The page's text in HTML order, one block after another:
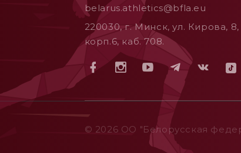
belarus.athletics@bfla.eu
220030, г. Минск, ул. Кирова, 8,
корп.6, каб. 708.
© 2026 ОO "Белорусская